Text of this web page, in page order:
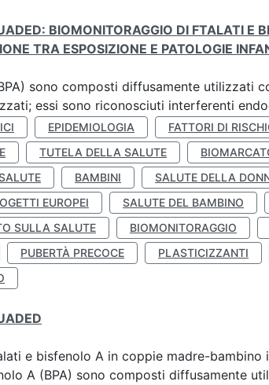
BIOMONITORAGGIO DI FTALATI E
TRA ESPOSIZIONE E PATOLOGIE
sono composti diffusamente utilizzati
essi sono riconosciuti interferenti
EPIDEMIOLOGIA FATTORI DI
TUTELA DELLA SALUTE
BAMBINI SALUTE DELLA
EUROPEI SALUTE DEL BAMBINO
SULLA SALUTE
BIOMONITORAGGIO
PUBERTÀ PRECOCE PLASTICIZZANTI
e bisfenolo A in coppie madre-
A (BPA) sono composti diffusamente